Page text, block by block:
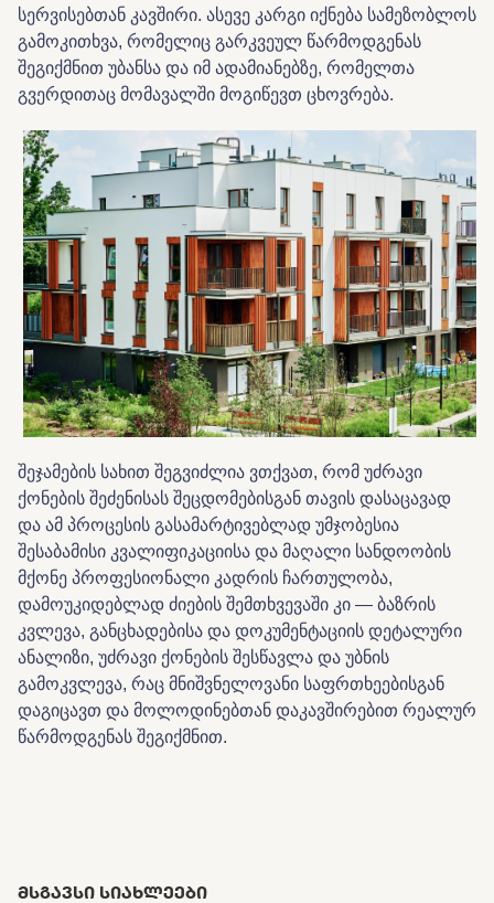
სერვისებთან კავშირი. ასევე კარგი იქნება სამეზობლოს
გამოკითხვა, რომელიც გარკვეულ წარმოდგენას
შეგიქმნით უბანსა და იმ ადამიანებზე, რომელთა
გვერდითაც მომავალში მოგიწევთ ცხოვრება.
შეჯამების სახით შეგვიძლია ვთქვათ, რომ უძრავი
ქონების შეძენისას შეცდომებისგან თავის დასაცავად
და ამ პროცესის გასამარტივებლად უმჯობესია
შესაბამისი კვალიფიკაციისა და მაღალი სანდოობის
მქონე პროფესიონალი კადრის ჩართულობა,
დამოუკიდებლად ძიების შემთხვევაში კი — ბაზრის
კვლევა, განცხადებისა და დოკუმენტაციის დეტალური
ანალიზი, უძრავი ქონების შესწავლა და უბნის
გამოკვლევა, რაც მნიშვნელოვანი საფრთხეებისგან
დაგიცავთ და მოლოდინებთან დაკავშირებით რეალურ
წარმოდგენას შეგიქმნით.
ᲛᲡᲒᲐᲕᲡᲘ ᲡᲘᲐᲮᲚᲔᲔᲑᲘ